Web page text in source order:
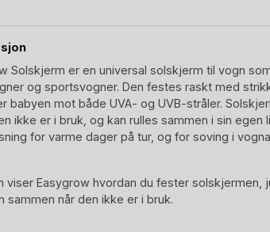
Solskjerm er en universal solskjerm til vogn
og sportsvogner. Den festes raskt med
babyen mot både UVA- og UVB-stråler.
ikke er i bruk, og kan rulles sammen i sin egen
for varme dager på tur, og for soving i
viser Easygrow hvordan du fester solskjermen,
sammen når den ikke er i bruk.